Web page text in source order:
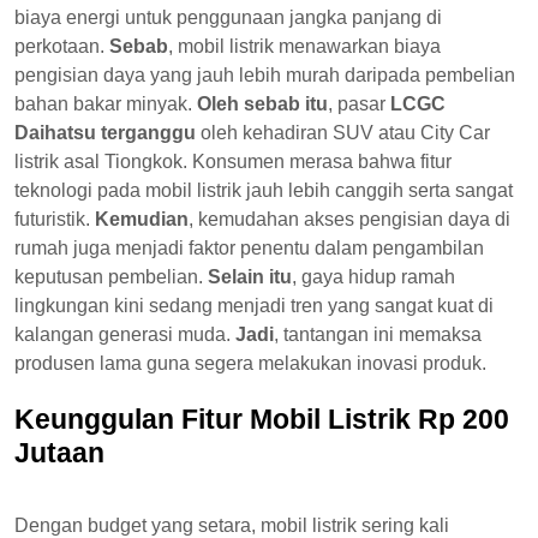
biaya energi untuk penggunaan jangka panjang di
perkotaan. Sebab, mobil listrik menawarkan biaya
pengisian daya yang jauh lebih murah daripada pembelian
bahan bakar minyak. Oleh sebab itu, pasar LCGC
Daihatsu terganggu oleh kehadiran SUV atau City Car
listrik asal Tiongkok. Konsumen merasa bahwa fitur
teknologi pada mobil listrik jauh lebih canggih serta sangat
futuristik. Kemudian, kemudahan akses pengisian daya di
rumah juga menjadi faktor penentu dalam pengambilan
keputusan pembelian. Selain itu, gaya hidup ramah
lingkungan kini sedang menjadi tren yang sangat kuat di
kalangan generasi muda. Jadi, tantangan ini memaksa
produsen lama guna segera melakukan inovasi produk.
Keunggulan Fitur Mobil Listrik Rp 200
Jutaan
Dengan budget yang setara, mobil listrik sering kali